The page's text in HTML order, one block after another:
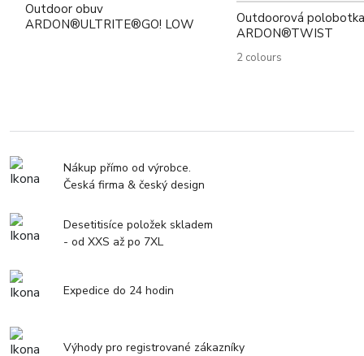
Outdoor obuv
ARDON®ULTRITE®GO! LOW
Outdoorová polobotka
ARDON®TWIST
2 colours
Nákup přímo od výrobce.
Česká firma & český design
Desetitisíce položek skladem
- od XXS až po 7XL
Expedice do 24 hodin
Výhody pro registrované zákazníky